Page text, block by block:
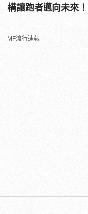
構讓跑者邁向未來！
MF流行速報